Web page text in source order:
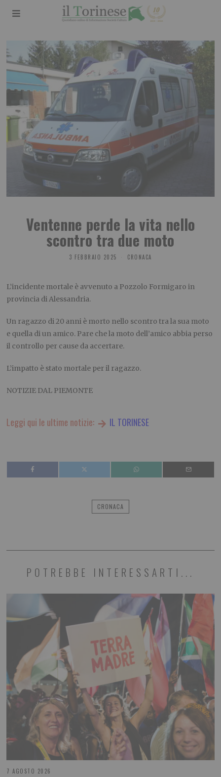
Ventenne perde la vita nello
scontro tra due moto
3 FEBBRAIO 2025 CRONACA
L’incidente mortale è avvenuto a Pozzolo Formigaro in
provincia di Alessandria.
Un ragazzo di 20 anni è morto nello scontro tra la sua moto
e quella di un amico. Pare che la moto dell’amico abbia perso
il controllo per cause da accertare.
L’impatto è stato mortale per il ragazzo.
NOTIZIE DAL PIEMONTE
Leggi qui le ultime notizie: IL TORINESE
CRONACA
POTREBBE INTERESSARTI...
7 AGOSTO 2026